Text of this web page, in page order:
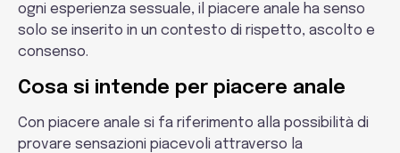
ogni esperienza sessuale, il piacere anale ha senso
solo se inserito in un contesto di rispetto, ascolto e
consenso.
Cosa si intende per piacere anale
Con piacere anale si fa riferimento alla possibilità di
provare sensazioni piacevoli attraverso la